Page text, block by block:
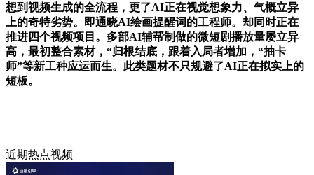
想到视频生成的全流程，更了AI正在视觉想象力、气概立异
上的奇特劣势。即通晓AI绘画提醒词的工程师。却同时正在
推进四个视频项目。多部AI辅帮制做的微短剧播放量屡立异
高，最初整合素材，“归根结底，跟着入局者增加，“抽卡
师”等新工种应运而生。此类题材不只规避了AI正在拟实上的
短板。
近期热点视频